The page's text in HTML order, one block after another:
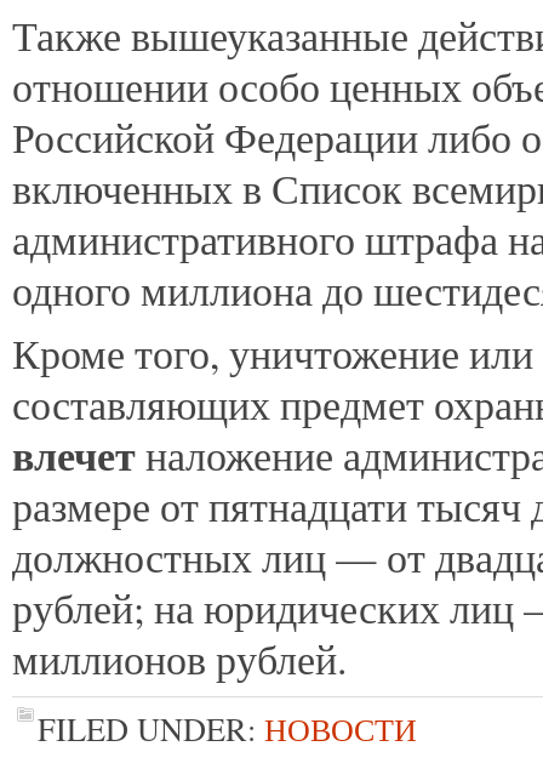
Также вышеуказанные
отношении особо ценных
Российской Федерации либо
включенных в Список
административного штрафа
одного миллиона до
Кроме того, уничтожение
составляющих предмет
влечетналожение
размере от пятнадцати
должностных лиц — от
рублей; на юридических лиц
миллионов рублей.
FILED UNDER: НОВОСТИ